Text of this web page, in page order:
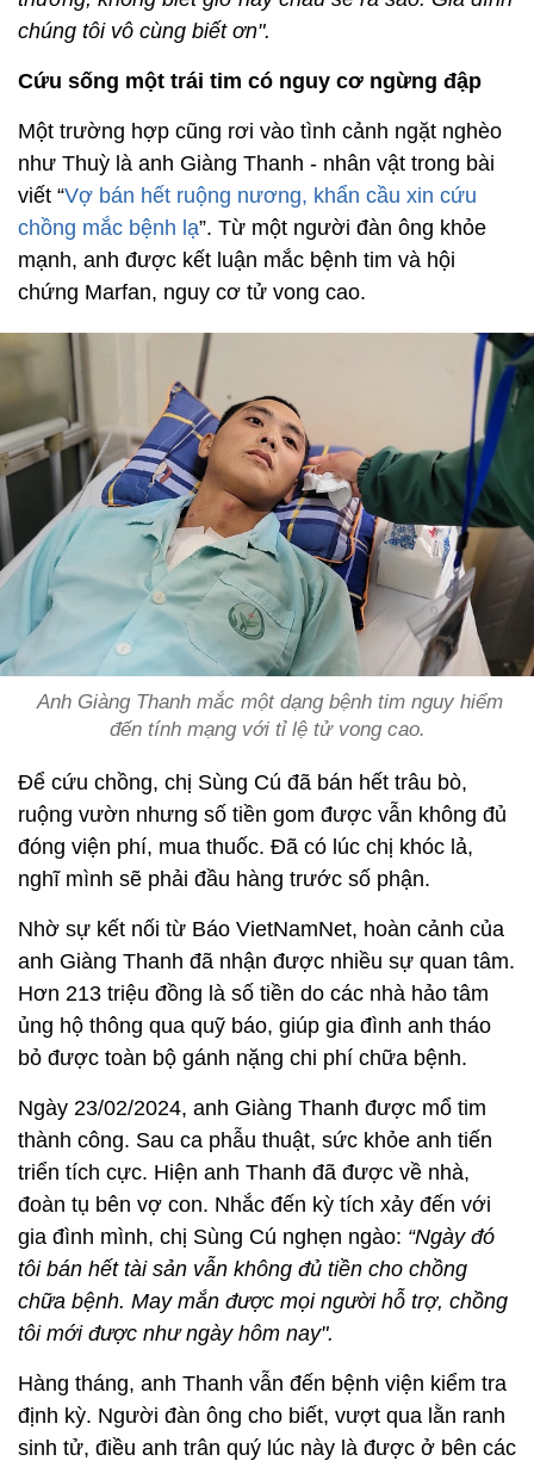
chúng tôi vô cùng biết ơn".
Cứu sống một trái tim có nguy cơ ngừng đập
Một trường hợp cũng rơi vào tình cảnh ngặt nghèo
như Thuỳ là anh Giàng Thanh - nhân vật trong bài
viết “Vợ bán hết ruộng nương, khẩn cầu xin cứu
chồng mắc bệnh lạ”. Từ một người đàn ông khỏe
mạnh, anh được kết luận mắc bệnh tim và hội
chứng Marfan, nguy cơ tử vong cao.
Anh Giàng Thanh mắc một dạng bệnh tim nguy hiểm
đến tính mạng với tỉ lệ tử vong cao.
Để cứu chồng, chị Sùng Cú đã bán hết trâu bò,
ruộng vườn nhưng số tiền gom được vẫn không đủ
đóng viện phí, mua thuốc. Đã có lúc chị khóc lả,
nghĩ mình sẽ phải đầu hàng trước số phận.
Nhờ sự kết nối từ Báo VietNamNet, hoàn cảnh của
anh Giàng Thanh đã nhận được nhiều sự quan tâm.
Hơn 213 triệu đồng là số tiền do các nhà hảo tâm
ủng hộ thông qua quỹ báo, giúp gia đình anh tháo
bỏ được toàn bộ gánh nặng chi phí chữa bệnh.
Ngày 23/02/2024, anh Giàng Thanh được mổ tim
thành công. Sau ca phẫu thuật, sức khỏe anh tiến
triển tích cực. Hiện anh Thanh đã được về nhà,
đoàn tụ bên vợ con. Nhắc đến kỳ tích xảy đến với
gia đình mình, chị Sùng Cú nghẹn ngào: “Ngày đó
tôi bán hết tài sản vẫn không đủ tiền cho chồng
chữa bệnh. May mắn được mọi người hỗ trợ, chồng
tôi mới được như ngày hôm nay".
Hàng tháng, anh Thanh vẫn đến bệnh viện kiểm tra
định kỳ. Người đàn ông cho biết, vượt qua lằn ranh
sinh tử, điều anh trân quý lúc này là được ở bên các